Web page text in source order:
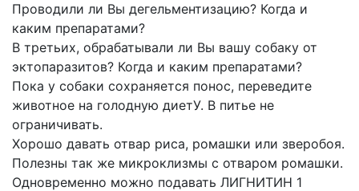
Проводили ли Вы дегельментизацию? Когда и
каким препаратами?
В третьих, обрабатывали ли Вы вашу собаку от
эктопаразитов? Когда и каким препаратами?
Пока у собаки сохраняется понос, переведите
животное на голодную диетУ. В питье не
ограничивать.
Хорошо давать отвар риса, ромашки или зверобоя.
Полезны так же микроклизмы с отваром ромашки.
Одновременно можно подавать ЛИГНИТИН 1